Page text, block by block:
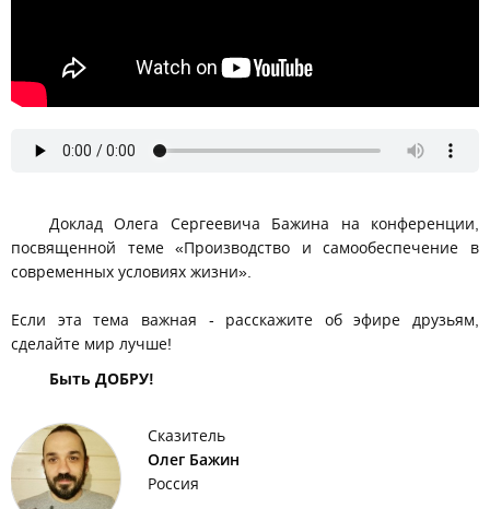
Доклад Олега Сергеевича Бажина на конференции,
посвященной теме «Производство и самообеспечение в
современных условиях жизни».
Если эта тема важная - расскажите об эфире друзьям,
сделайте мир лучше!
Быть ДОБРУ!
Сказитель
Олег Бажин
Россия